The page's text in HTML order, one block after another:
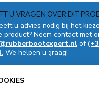
U VRAGEN OVER DIT
u advies nodig bij het
product? Neem contact met
of
We helpen u graag!
PRODUCTEN